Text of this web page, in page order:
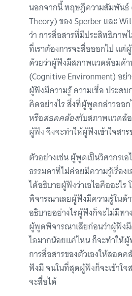
นอกจากนี้ ทฤษฎีความสัมพันธ์
Theory) ของ Sperber และ
ว่า การสื่อสารที่มีประสิทธิภาพ
ที่เราต้องการจะสื่อออกไป แ
ด้วยว่าผู้ฟังมีสภาพแวดล้อมด้า
(Cognitive Environment) อย่
ผู้ฟังมีความรู้ ความเชื่อ ประส
คิดอย่างไร สิ่งที่ผู้พูดกล่าวออ
หรือสอดคล้องกับสภาพแวดล้
ผู้ฟัง จึงจะทำให้ผู้ฟังเข้าใจสา
ตัวอย่างเช่น ผู้พูดเป็นวิศวกรเ
ธรรมดาที่ไม่ค่อยมีความรู้เรื่อ
ได้อธิบายผู้ฟังว่าเอไอคืออะไ
พิจารณาเลยผู้ฟังมีความรู้ในด้
อธิบายอย่างไรผู้ฟังก็จะไม่มีทา
ผู้พูดพิจารณาเสียก่อนว่าผู้ฟังมี
ไอมากน้อยแค่ไหน ก็จะทำให้
การสื่อสารของตัวเองให้สอด
ฟังมี จนในที่สุดผู้ฟังก็จะเข้าใ
จะสื่อได้